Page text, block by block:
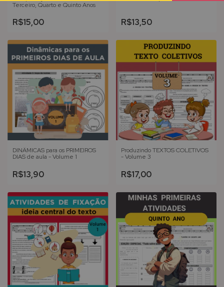
Terceiro, Quarto e Quinto Anos
R$15,00 R$13,50
DINÂMICAS para os PRIMEIROS
DIAS de aula - Volume 1
R$13,90
Produzindo TEXTOS COLETIVOS
- Volume 3
R$17,00